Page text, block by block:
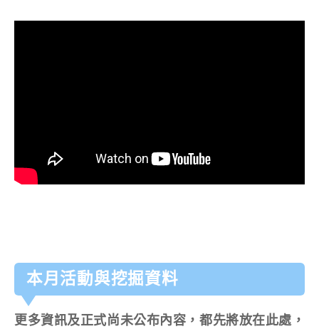
本月活動與挖掘資料
更多資訊及正式尚未公布內容，都先將放在此處，